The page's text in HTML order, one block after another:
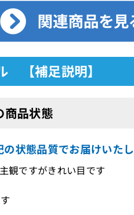
【補足説明】
品状態
状態品質でお届けいた
観ですがきれい目です